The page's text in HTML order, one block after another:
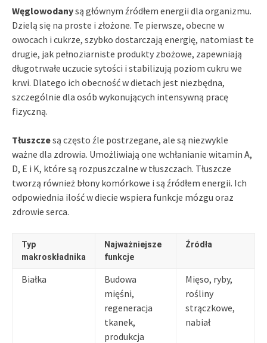
Węglowodanysą głównym źródłem energii dla organizmu.
Dzielą się na proste i złożone. Te pierwsze, obecne w
owocach i cukrze, szybko dostarczają energię, natomiast te
drugie, jak pełnoziarniste produkty zbożowe, zapewniają
długotrwałe uczucie sytości i stabilizują poziom cukru we
krwi. Dlatego ich obecność w dietach jest niezbędna,
szczególnie dla osób wykonujących intensywną pracę
fizyczną.
Tłuszczesą często źle postrzegane, ale są niezwykle
ważne dla zdrowia. Umożliwiają one wchłanianie witamin A,
D, E i K, które są rozpuszczalne w tłuszczach. Tłuszcze
tworzą również błony komórkowe i są źródłem energii. Ich
odpowiednia ilość w diecie wspiera funkcje mózgu oraz
zdrowie serca.
Typ
makroskładnika
Najważniejsze
funkcje
Źródła
Białka
Budowa
mięśni,
regeneracja
tkanek,
produkcja
Mięso, ryby,
rośliny
strączkowe,
nabiał